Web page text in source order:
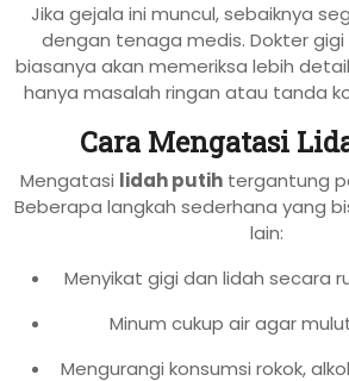
Jika gejala ini muncul, sebaiknya
dengan tenaga medis. Dokter
biasanya akan memeriksa lebih
hanya masalah ringan atau tanda
Cara Mengatasi
Mengatasi lidah putihtergantung
Beberapa langkah sederhana yang
lain:
Menyikat gigi dan lidah secara
Minum cukup air agar
Mengurangi konsumsi rokok,